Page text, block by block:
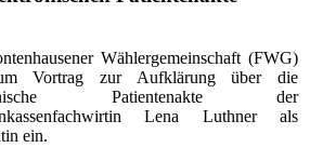
Wählergemeinschaft (FWG)
Vortrag zur Aufklärung über die
Patientenakte der
Lena Luthner als
ein.